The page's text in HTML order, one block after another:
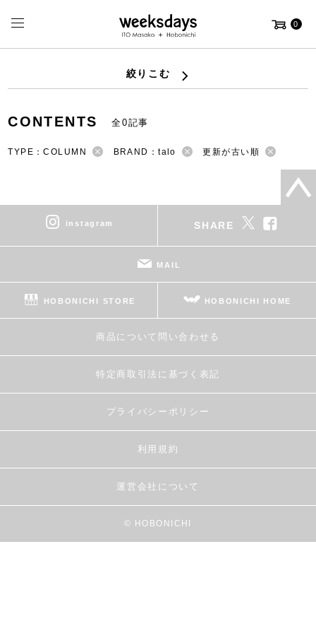
0
絞りこむ
CONTENTS 全0記事
TYPE：COLUMN BRAND：talo 更新が古い順
instagram SHARE
MAIL
HOBONICHI STORE HOBONICHI HOME
商品について問い合わせる
特定商取引法に基づく表記
プライバシーポリシー
利用規約
運営会社について
© HOBONICHI